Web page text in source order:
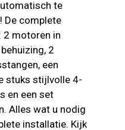
te
De complete
2 motoren in
2
een
stuks stijlvolle 4-
en een set
Alles wat u nodig
installatie. Kijk